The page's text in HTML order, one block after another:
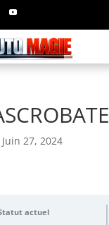
Juin 27, 2024
actuel